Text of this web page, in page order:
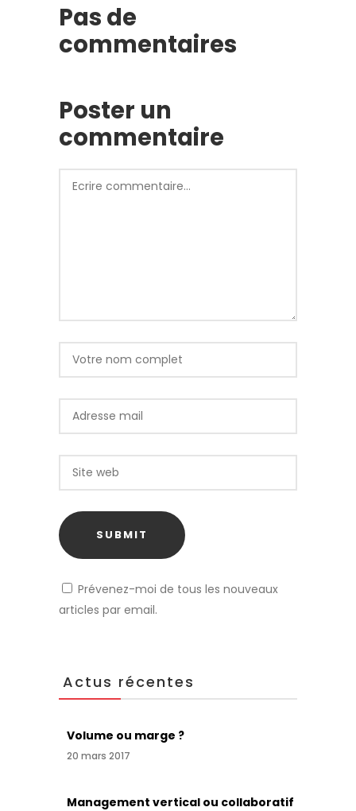
Pas de
commentaires
Poster un
commentaire
Prévenez-moi de tous les nouveaux
articles par email.
Actus récentes
Volume ou marge ?
20 mars 2017
Management vertical ou collaboratif